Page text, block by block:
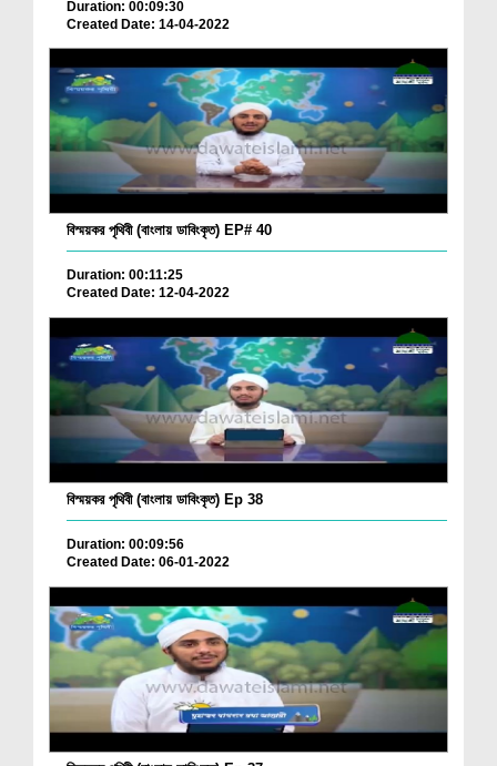
Duration: 00:09:30
Created Date: 14-04-2022
বিস্ময়কর পৃথিবী (বাংলায় ডাবিংকৃত) EP# 40
Duration: 00:11:25
Created Date: 12-04-2022
বিস্ময়কর পৃথিবী (বাংলায় ডাবিংকৃত) Ep 38
Duration: 00:09:56
Created Date: 06-01-2022